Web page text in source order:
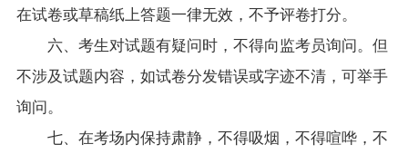
在试卷或草稿纸上答题一律无效，不予评卷打分。
六、考生对试题有疑问时，不得向监考员询问。但
不涉及试题内容，如试卷分发错误或字迹不清，可举手
询问。
七、在考场内保持肃静，不得吸烟，不得喧哗，不